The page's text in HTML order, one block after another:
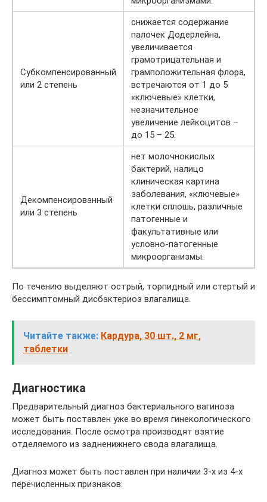
Субкомпенсированный
или 2 степень
снижается содержание
палочек Додерлейна,
увеличивается
грамотрицательная и
грамположительная флора,
встречаются от 1 до 5
«ключевые» клетки,
незначительное
увеличение лейкоцитов –
до 15 – 25.
Декомпенсированный
или 3 степень
нет молочнокислых
бактерий, налицо
клиническая картина
заболевания, «ключевые»
клетки сплошь, различные
патогенные и
факультативные или
условно-патогенные
микроорганизмы.
По течению выделяют острый, торпидный или стертый и
бессимптомный дисбактериоз влагалища.
Читайте также: Кардура, 30 шт., 2 мг,
таблетки
Диагностика
Предварительный диагноз бактериального вагиноза
может быть поставлен уже во время гинекологического
исследования. После осмотра производят взятие
отделяемого из задненижнего свода влагалища.
Диагноз может быть поставлен при наличии 3-х из 4-х
перечисленных признаков: